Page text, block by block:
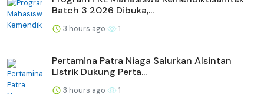
Batch 3 2026 Dibuka,...
3 hours ago 1
Pertamina Patra Niaga Salurkan Alsintan
Listrik Dukung Perta...
3 hours ago 1